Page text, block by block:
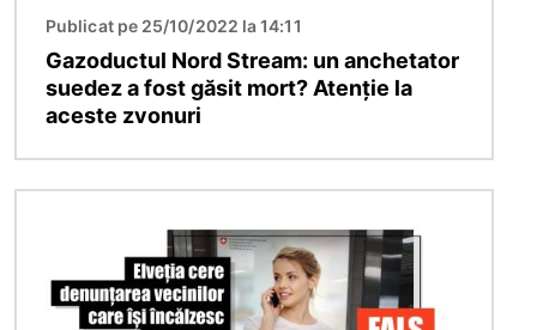
Publicat pe 25/10/2022 la 14:11
Gazoductul Nord Stream: un anchetator
suedez a fost găsit mort? Atenție la
aceste zvonuri